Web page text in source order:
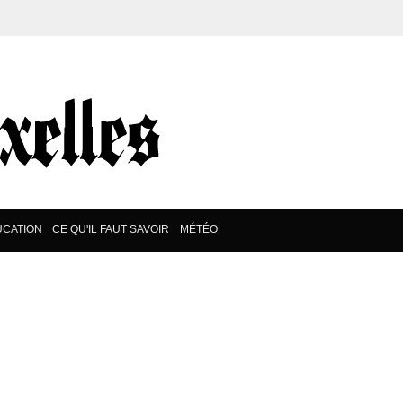
CE QU'IL FAUT SAVOIR MÉTÉO